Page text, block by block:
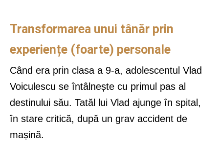
Transformarea unui tânăr prin
experiențe (foarte) personale
Când era prin clasa a 9-a, adolescentul Vlad
Voiculescu se întâlnește cu primul pas al
destinului său. Tatăl lui Vlad ajunge în spital,
în stare critică, după un grav accident de
mașină.